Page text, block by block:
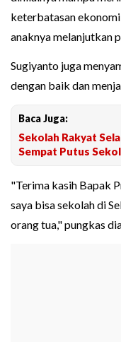
keterbatasan
anaknya melanjutkan
Sugiyanto juga
dengan baik dan
Baca Juga:
Sekolah Rakyat
Sempat Putus
"Terima kasih Bapak
saya bisa sekolah di
orang tua," pungkas